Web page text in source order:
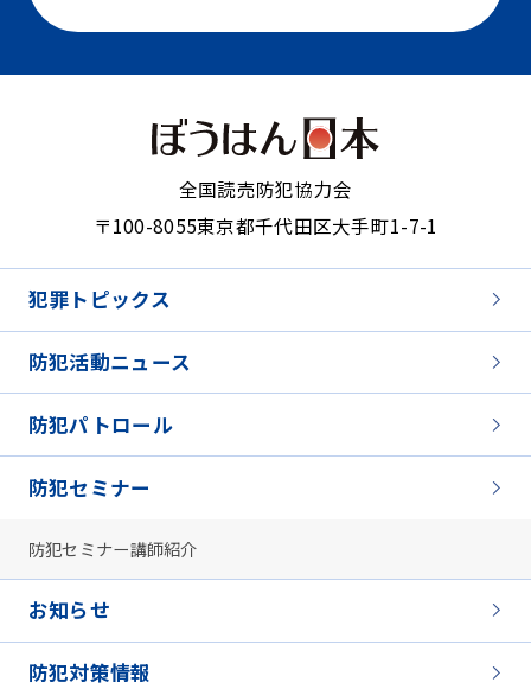
全国読売防犯協力会
〒100-8055東京都千代田区大手町1-7-1
犯罪トピックス
防犯活動ニュース
防犯パトロール
防犯セミナー
防犯セミナー講師紹介
お知らせ
防犯対策情報